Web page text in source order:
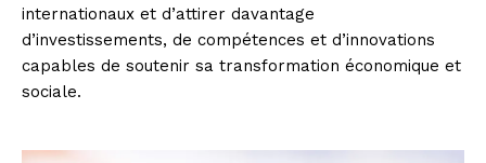
internationaux et d’attirer davantage
d’investissements, de compétences et d’innovations
capables de soutenir sa transformation économique et
sociale.